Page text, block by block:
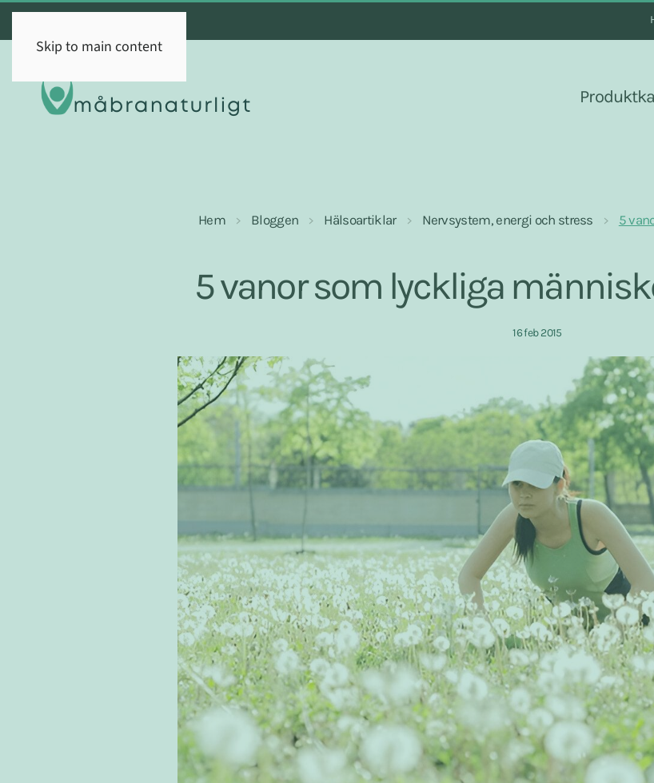
Skip to main content
Hem Bloggen Hälsoartiklar Nervsystem, energi och stress 5
5 vanor som lyckliga
16 feb 2015